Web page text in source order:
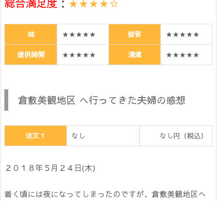
総合満足度 ： ★★★★☆
味 ★★★★★ 接客 ★★★★★
提供時間 ★★★★★ 清潔 ★★★★★
倉敷美観地区 へ行ってきた夫婦の感想
注文１ なし なし円（税込）
２０１８年５月２４日(木)
着く頃には夜になってしまったのですが、倉敷美観地区へ